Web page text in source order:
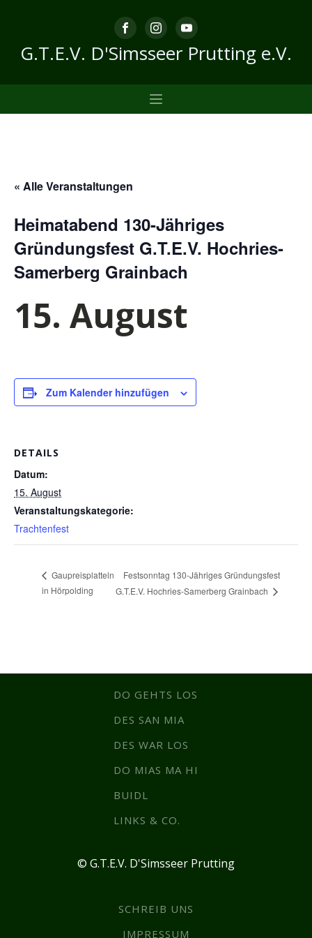
G.T.E.V. D'Simsseer Prutting e.V.
« Alle Veranstaltungen
Heimatabend 130-Jähriges
Gründungsfest G.T.E.V. Hochries-
Samerberg Grainbach
15. August
Zum Kalender hinzufügen
DETAILS
Datum:
15. August
Veranstaltungskategorie:
Trachtenfest
Gaupreisplatteln
in Hörpolding
Festsonntag 130-Jähriges Gründungsfest
G.T.E.V. Hochries-Samerberg Grainbach
DO GEHTS LOS
DES SAN MIA
DES WAR LOS
DO MIAS MA HI
BUIDL
LINKS & CO.
© G.T.E.V. D'Simsseer Prutting
SCHREIB UNS
IMPRESSUM